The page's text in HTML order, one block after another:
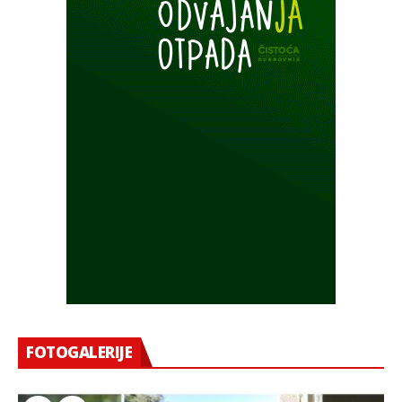
FOTOGALERIJE